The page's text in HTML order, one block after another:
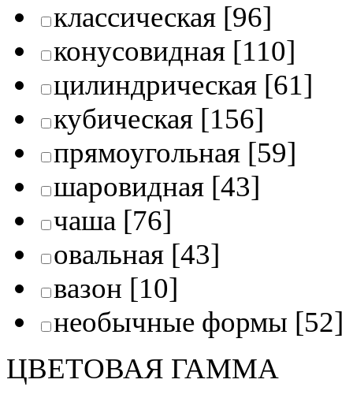
классическая [96]
конусовидная [110]
цилиндрическая [61]
кубическая [156]
прямоугольная [59]
шаровидная [43]
чаша [76]
овальная [43]
вазон [10]
необычные формы [52]
ЦВЕТОВАЯ ГАММА